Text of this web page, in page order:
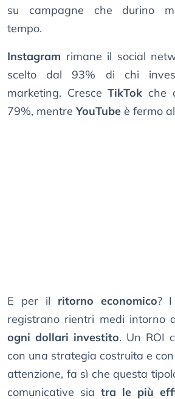
su campagne che durino
tempo.
Instagram rimane il social
scelto dal 93% di chi
marketing. CresceTikTok che
79%, mentreYouTube è fermo
E per il ritorno economico?
registrano rientri medi intorno
ogni dollari investito. Un ROI
con una strategia costruita e
attenzione, fa sì che questa
comunicative sia tra le più